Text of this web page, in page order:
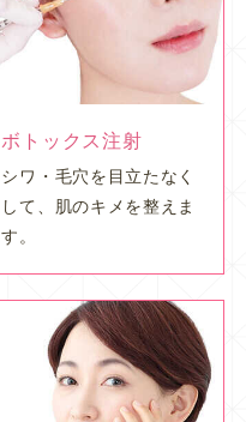
ボトックス注射
シワ・毛穴を目立たなく
して、肌のキメを整えま
す。